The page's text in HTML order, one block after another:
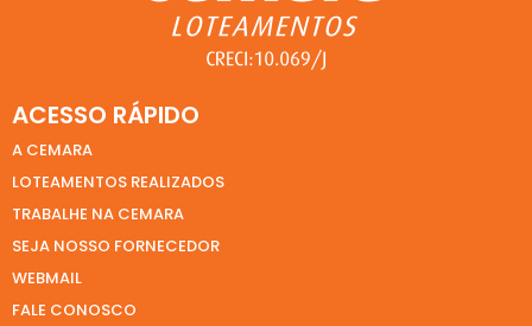
ACESSO RÁPIDO
A CEMARA
LOTEAMENTOS REALIZADOS
TRABALHE NA CEMARA
SEJA NOSSO FORNECEDOR
WEBMAIL
FALE CONOSCO